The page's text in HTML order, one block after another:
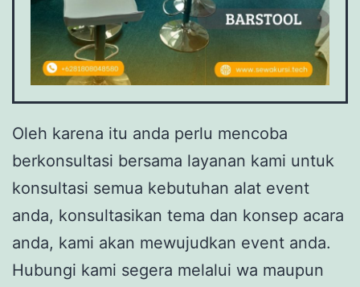
Oleh karena itu anda perlu mencoba
berkonsultasi bersama layanan kami untuk
konsultasi semua kebutuhan alat event
anda, konsultasikan tema dan konsep acara
anda, kami akan mewujudkan event anda.
Hubungi kami segera melalui wa maupun